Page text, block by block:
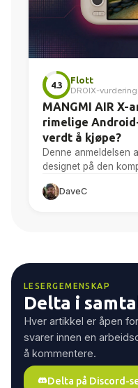
4.3
Flott
DROIX-vurdering
MANGMI AIR X-
rimelige
verdt å kjøpe?
Denne anmeldelsen
designet på den
enheten, 5,5-
Snapdragon 662,
DaveC
LESERGEMENSKAP
Delta i
Hver artikkel er åpen
svarer innen en
å kommentere.
Delta på Discord-